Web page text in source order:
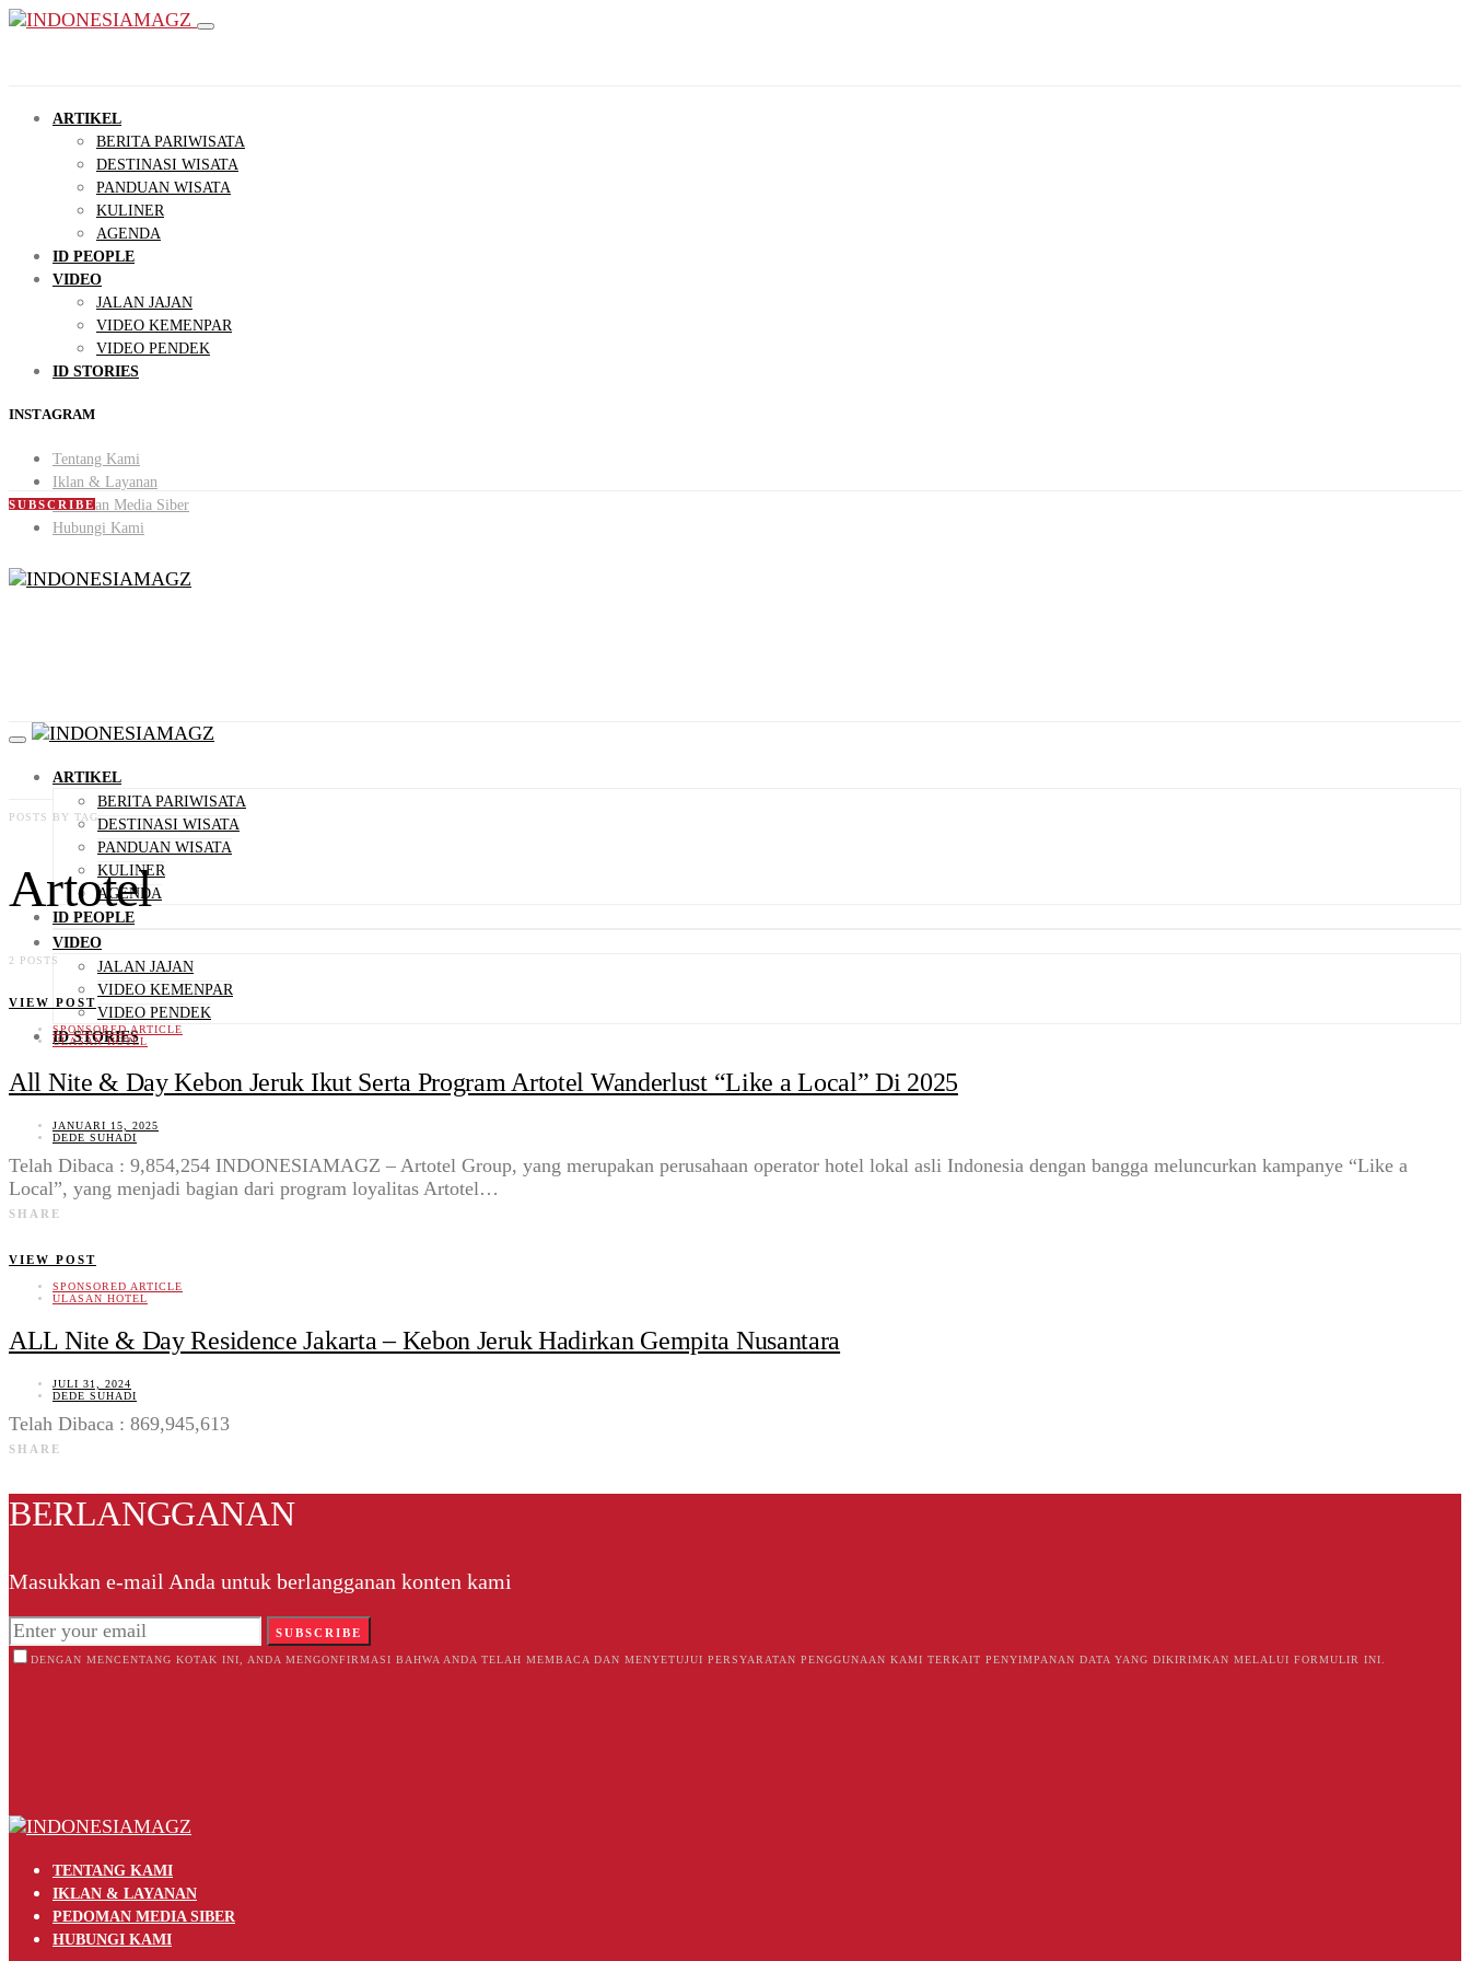
ARTIKEL
BERITA PARIWISATA
DESTINASI WISATA
PANDUAN WISATA
KULINER
AGENDA
ID PEOPLE
VIDEO
JALAN JAJAN
VIDEO KEMENPAR
VIDEO PENDEK
ID STORIES
INSTAGRAM
Tentang Kami
Iklan & Layanan
Pedoman Media Siber
Hubungi Kami
SUBSCRIBE
ARTIKEL
BERITA PARIWISATA
DESTINASI WISATA
PANDUAN WISATA
KULINER
AGENDA
ID PEOPLE
VIDEO
JALAN JAJAN
VIDEO KEMENPAR
VIDEO PENDEK
ID STORIES
POSTS BY TAG
Artotel
2 POSTS
VIEW POST
SPONSORED ARTICLE
ULASAN HOTEL
All Nite & Day Kebon Jeruk Ikut Serta Program Artotel Wanderlust “Like a Local” Di 2025
JANUARI 15, 2025
DEDE SUHADI
Telah Dibaca : 9,854,254 INDONESIAMAGZ – Artotel Group, yang merupakan perusahaan operator hotel lokal asli Indonesia dengan bangga meluncurkan kampanye “Like a
Local”, yang menjadi bagian dari program loyalitas Artotel…
SHARE
VIEW POST
SPONSORED ARTICLE
ULASAN HOTEL
ALL Nite & Day Residence Jakarta – Kebon Jeruk Hadirkan Gempita Nusantara
JULI 31, 2024
DEDE SUHADI
Telah Dibaca : 869,945,613
SHARE
BERLANGGANAN
Masukkan e-mail Anda untuk berlangganan konten kami
SUBSCRIBE
DENGAN MENCENTANG KOTAK INI, ANDA MENGONFIRMASI BAHWA ANDA TELAH MEMBACA DAN MENYETUJUI PERSYARATAN PENGGUNAAN KAMI TERKAIT PENYIMPANAN DATA YANG DIKIRIMKAN MELALUI FORMULIR INI.
TENTANG KAMI
IKLAN & LAYANAN
PEDOMAN MEDIA SIBER
HUBUNGI KAMI